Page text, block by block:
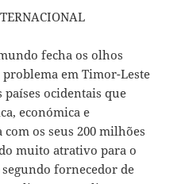
fecha os olhos
em Timor-Leste
países ocidentais que
económica e
os seus 200 milhões
muito atrativo para o
fornecedor de